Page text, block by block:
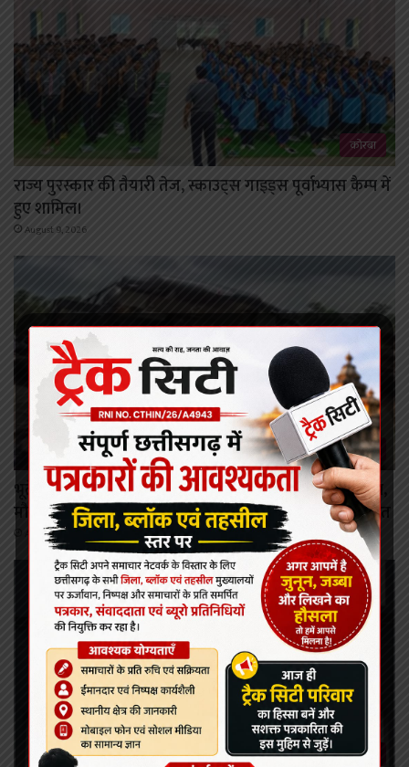
कोरबा
राज्य पुरस्कार की तैयारी तेज, स्काउट्स गाइड्स पूर्वाभ्यास कैम्प में
हुए शामिल।
August 9, 2026
गरियाबंद
भूतेश्वर नाथ से लौट रही श्रद्धालुओं की बस का पहिया पुल में धंसा,
मौके पर मची अफरा-तफरी, एक राहगीर घायल, यातायात बाधित
August 9, 2026
कोरबा/कटघोरा